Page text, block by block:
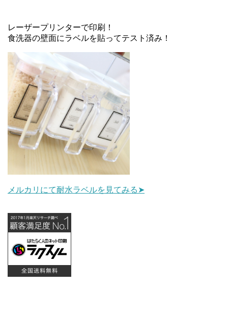
レーザープリンターで印刷！
食洗器の壁面にラベルを貼ってテスト済み！
メルカリにて耐水ラベルを見てみる➤